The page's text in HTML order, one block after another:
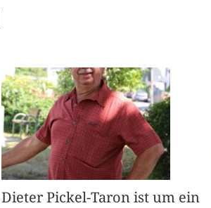
Dieter Pickel-Taron ist um ein